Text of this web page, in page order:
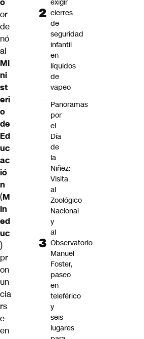
or
de
nó
al
Mi
ni
st
eri
o
de
Ed
uc
ac
ió
n
(M
in
ed
uc
)
pr
on
un
cia
rs
e
en
exigir
cierres
de
seguridad
infantil
en
líquidos
de
vapeo
Panoramas
por
el
Día
de
la
Niñez:
Visita
al
Zoológico
Nacional
y
al
Observatorio
Manuel
Foster,
paseo
en
teleférico
y
seis
lugares